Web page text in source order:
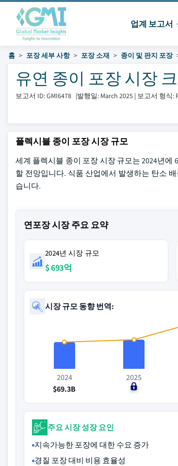
업계 보고서
홈 포장 세부 사항 포장 소재 종이 및 판지 포장
유연 종이 포장 시장
보고서 ID: GMI6478 |발행일: March 2025 | 보고서 형식:
플렉시블 종이 포장 시장 규모
세계 플렉시블 종이 포장 시장 규모는 2024년에
할 전망입니다. 식품 산업에서 발생하는 탄소
습니다.
연포장 시장 주요 요약
2024년 시장 규모
$ 693억
시장 규모 동향 번역:
2024
$69.3B
2025
$0
주요 시장 성장 요인
지속가능한 포장에 대한 수요 증가
경질 포장 대비 비용 효율성